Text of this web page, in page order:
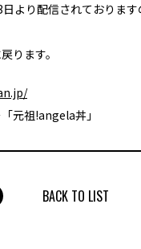
より配信されておりま
ります。
元祖!angela丼」
BACK TO LIST